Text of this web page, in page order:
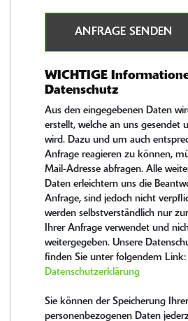
ANFRAGE SENDEN
WICHTIGE
Datenschutz
Aus den eingegebenen Daten
erstellt, welche an uns gesendet
wird. Dazu und um auch
Anfrage reagieren zu können,
Mail-Adresse abfragen. Alle
Daten erleichtern uns die
Anfrage, sind jedoch nicht
werden selbstverständlich nur
Ihrer Anfrage verwendet und
weitergegeben. Unsere
finden Sie unter folgendem Link:
Datenschutzerklärung
Sie können der Speicherung Ihrer
personenbezogenen Daten